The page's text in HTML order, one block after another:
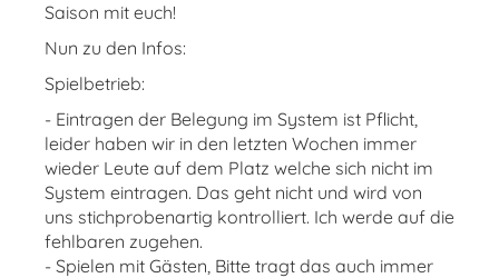
Saison mit euch!
Nun zu den Infos:
Spielbetrieb:
- Eintragen der Belegung im System ist Pflicht,
leider haben wir in den letzten Wochen immer
wieder Leute auf dem Platz welche sich nicht im
System eintragen. Das geht nicht und wird von
uns stichprobenartig kontrolliert. Ich werde auf die
fehlbaren zugehen.
- Spielen mit Gästen, Bitte tragt das auch immer